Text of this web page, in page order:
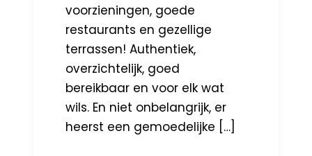
voorzieningen, goede
restaurants en gezellige
terrassen! Authentiek,
overzichtelijk, goed
bereikbaar en voor elk wat
wils. En niet onbelangrijk, er
heerst een gemoedelijke […]